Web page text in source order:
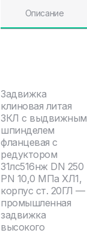
Описание
Задвижка
клиновая литая
ЗКЛ с выдвижным
шпинделем
фланцевая с
редуктором
31лс516нж DN 250
PN 10,0 МПа ХЛ1,
корпус ст. 20ГЛ —
промышленная
задвижка
высокого